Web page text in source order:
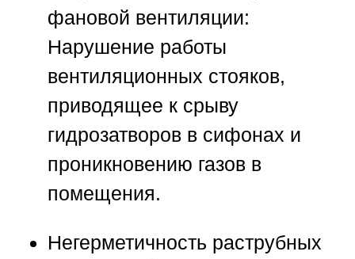
фановой вентиляции:
Нарушение работы
вентиляционных стояков,
приводящее к срыву
гидрозатворов в сифонах и
проникновению газов в
помещения.
Негерметичность раструбных